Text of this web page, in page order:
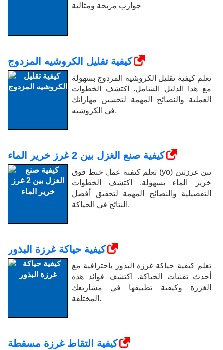
جوارب مريحة ومثالية
كيفية تقليل الكروشيه المزدوج
تعلم كيفية تقليل الكروشيه المزدوج بسهولة
مع هذا الدليل الشامل. اكتشف الخطوات
العملية والنصائح المهمة لتحسين مهاراتك
في الكروشيه.
كيفية صنع الغزل بين 2 غرز خرير الماء
تعلم كيفية عمل خيط فوق (yo) بين غرزتين
خرير الماء بسهولة. اكتشف الخطوات
التفصيلية والنصائح المهمة لتحقيق أفضل
النتائج في الحياكة.
كيفية حياكة غرزة البذور
تعلم كيفية حياكة غرزة البذور باحترافية مع
أحدث تقنيات الحياكة. اكتشف فوائد هذه
الغرزة وكيفية تطبيقها في مشاريعك
المختلفة.
كيفية التقاط غرزة مسقطة